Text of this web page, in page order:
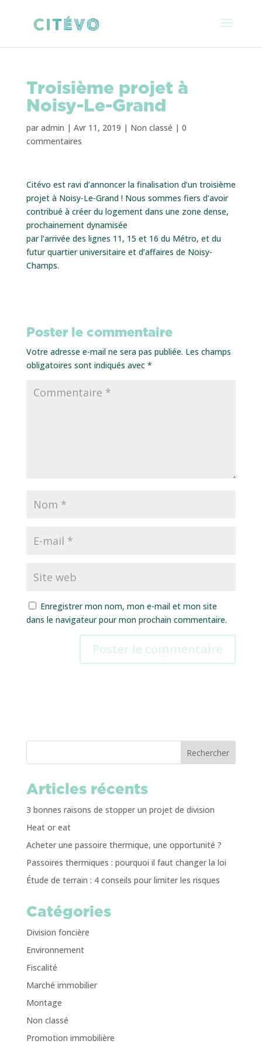
Troisième projet à
Noisy-Le-Grand
par admin | Avr 11, 2019 | Non classé | 0
commentaires
Citévo est ravi d’annoncer la finalisation d’un troisième
projet à Noisy-Le-Grand ! Nous sommes fiers d’avoir
contribué à créer du logement dans une zone dense,
prochainement dynamisée
par l’arrivée des lignes 11, 15 et 16 du Métro, et du
futur quartier universitaire et d’affaires de Noisy-
Champs.
Poster le commentaire
Votre adresse e-mail ne sera pas publiée. Les champs
obligatoires sont indiqués avec *
Enregistrer mon nom, mon e-mail et mon site
dans le navigateur pour mon prochain commentaire.
Rechercher
Articles récents
3 bonnes raisons de stopper un projet de division
Heat or eat
Acheter une passoire thermique, une opportunité ?
Passoires thermiques : pourquoi il faut changer la loi
Étude de terrain : 4 conseils pour limiter les risques
Catégories
Division foncière
Environnement
Fiscalité
Marché immobilier
Montage
Non classé
Promotion immobilière